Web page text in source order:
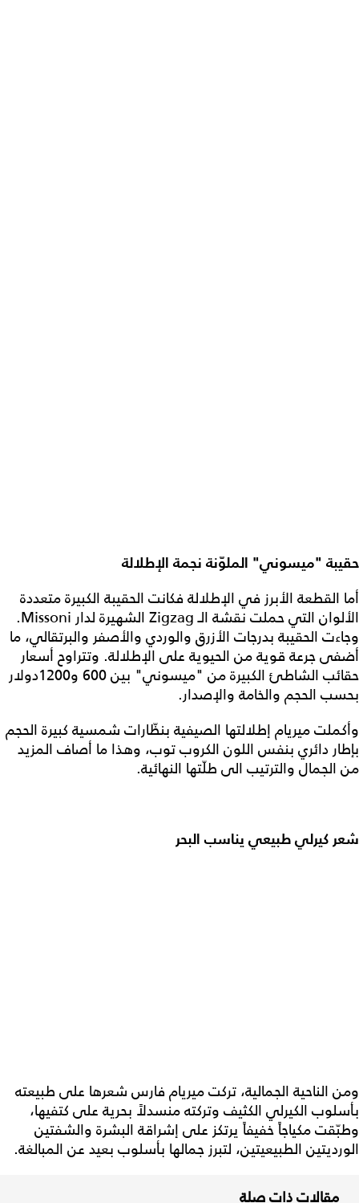
حقيبة "ميسوني" الملوّنة نجمة الإطلالة
أما القطعة الأبرز في الإطلالة فكانت الحقيبة الكبيرة متعددة
الألوان التي حملت نقشة الـ Zigzag الشهيرة لدار Missoni.
وجاءت الحقيبة بدرجات الأزرق والوردي والأصفر والبرتقالي، ما
أضفى جرعة قوية من الحيوية على الإطلالة. وتتراوح أسعار
حقائب الشاطئ الكبيرة من "ميسوني" بين 600 و1200دولار
بحسب الحجم والخامة والإصدار.
وأكملت ميريام إطلالتها الصيفية بنظّارات شمسية كبيرة الحجم
بإطار دائري بنفس اللون الكروب توب، وهذا ما أصاف المزيد
من الجمال والترتيب الى طلّتها النهائية.
شعر كيرلي طبيعي يناسب البحر
ومن الناحية الجمالية، تركت ميريام فارس شعرها على طبيعته
بأسلوب الكيرلي الكثيف وتركته منسدلاً بحرية على كتفيها،
وطبّقت مكياجاً خفيفاً يرتكز على إشراقة البشرة والشفتين
الورديتين الطبيعيتين، لتبرز جمالها بأسلوب بعيد عن المبالغة.
مقالات ذات صلة